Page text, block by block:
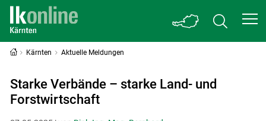
Kärnten Aktuelle Meldungen
Starke Verbände – starke Land- und
Forstwirtschaft